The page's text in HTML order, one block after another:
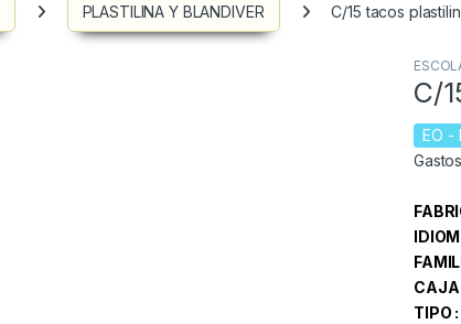
PLASTILINA Y BLANDIVER C/15 tacos
C/
EO -
CAJA
TIPO :